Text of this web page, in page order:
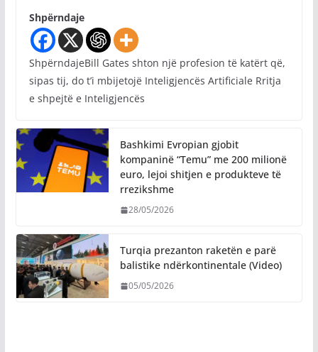
Shpërndaje
ShpërndajeBill Gates shton një profesion të katërt që,
sipas tij, do t’i mbijetojë Inteligjencës Artificiale Rritja
e shpejtë e Inteligjencës
Bashkimi Evropian gjobit
kompaninë “Temu” me 200 milionë
euro, lejoi shitjen e produkteve të
rrezikshme
28/05/2026
Turqia prezanton raketën e parë
balistike ndërkontinentale (Video)
05/05/2026